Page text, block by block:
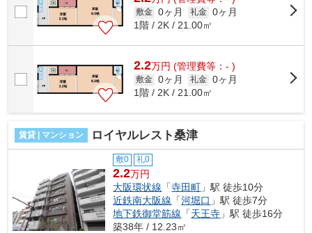
敷金 0ヶ月 礼金 0ヶ月
1階 / 2K / 21.00㎡
2.2万円 (管理費等：- )
敷金 0ヶ月 礼金 0ヶ月
1階 / 2K / 21.00㎡
賃貸 | マンション ロイヤルレスト桑津
敷0 礼0
2.2万円
大阪環状線 「寺田町 」駅 徒歩10分
近鉄南大阪線 「河堀口 」駅 徒歩7分
地下鉄御堂筋線 「天王寺 」駅 徒歩16分
築38年 / 12.23㎡